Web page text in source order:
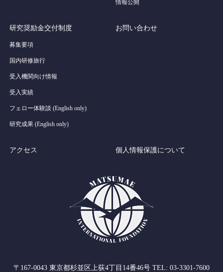
情報公開
研究奨励金交付制度
募集要項
国内研修旅行
受入機関向け情報
受入実績
フェロー体験談 (English only)
研究成果 (English only)
お問い合わせ
アクセス 個人情報保護について
〒167-0043 東京都杉並区上荻4丁目14番46号 TEL: 03-3301-7600